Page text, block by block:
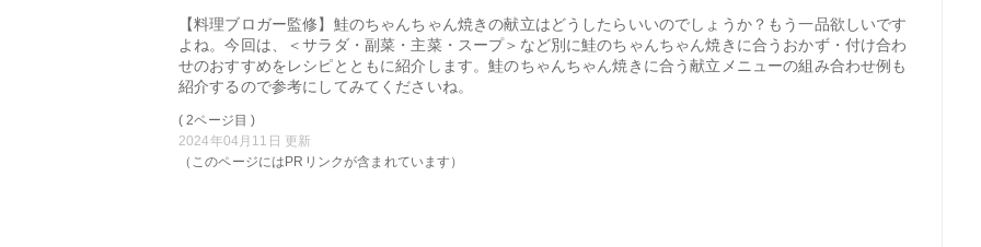
【料理ブロガー監修】鮭のちゃんちゃん焼きの献立はどうしたらいいのでしょうか？もう一品欲しいです
よね。今回は、＜サラダ・副菜・主菜・スープ＞など別に鮭のちゃんちゃん焼きに合うおかず・付け合わ
せのおすすめをレシピとともに紹介します。鮭のちゃんちゃん焼きに合う献立メニューの組み合わせ例も
紹介するので参考にしてみてくださいね。
( 2ページ目 )
2024年04月11日 更新
（このページにはPRリンクが含まれています）